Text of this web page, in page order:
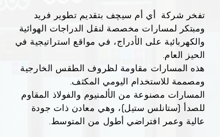
تفخر شركة أي أم سيچف بتقديم تطوير فريد
ومبتكر لمسارات مخصصة لنقل الدراجات الهوائية
والكهربائية على الأدراج، في مواقع استراتيجية في
الحيز العام.
هذه المسارات مقاومة لظروف الطقس الخارجية
ومصممة للاستخدام اليومي المكثف.
المسارات مصنوعة من الألمنيوم والفولاذ المقاوم
للصدأ (ستانلس ستيل)، وهي معادن ذات جودة
عالية وعمر افتراضي أطول من المتوسط.